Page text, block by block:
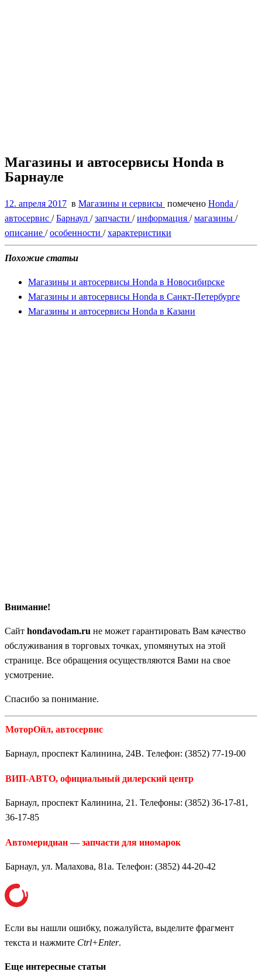
Магазины и автосервисы Honda в
Барнауле
12. апреля 2017 в Магазины и сервисы помечено Honda /
автосервис /Барнаул /запчасти /информация /магазины /
описание /особенности /характеристики
Похожие статьи
Магазины и автосервисы Honda в Новосибирске
Магазины и автосервисы Honda в Санкт-Петербурге
Магазины и автосервисы Honda в Казани
Внимание!
Сайт hondavodam.ru не может гарантировать Вам качество
обслуживания в торговых точках, упомянутых на этой
странице. Все обращения осуществляются Вами на свое
усмотрение.
Спасибо за понимание.
МоторОйл, автосервис
Барнаул, проспект Калинина, 24В. Телефон: (3852) 77-19-00
ВИП-АВТО, официальный дилерский центр
Барнаул, проспект Калинина, 21. Телефоны: (3852) 36-17-81,
36-17-85
Автомеридиан — запчасти для иномарок
Барнаул, ул. Малахова, 81а. Телефон: (3852) 44-20-42
Если вы нашли ошибку, пожалуйста, выделите фрагмент
текста и нажмите Ctrl+Enter.
Еще интересные статьи